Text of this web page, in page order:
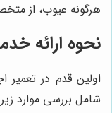
هرگونه عیوب، از
نحوه ارائه
اولین قدم در تعمیر
شامل بررسی موارد